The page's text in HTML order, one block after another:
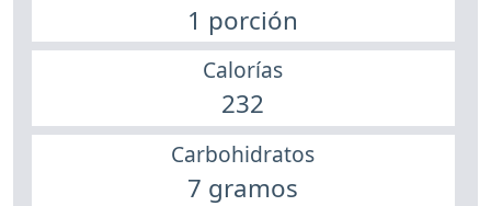
1 porción
Calorías
232
Carbohidratos
7 gramos